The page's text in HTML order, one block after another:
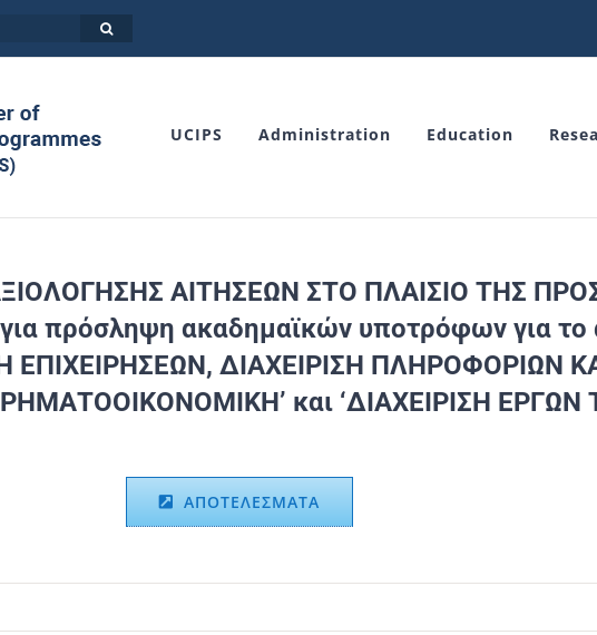
UCIPS Administration Education
ΑΙΤΗΣΕΩΝ ΣΤΟ ΠΛAΙΣΙΟ ΤΗΣ
για πρόσληψη ακαδημαϊκών υποτρόφων για το
ΕΠΙΧΕΙΡΗΣΕΩΝ, ΔΙΑΧΕΙΡΙΣΗ ΠΛΗΡΟΦΟΡΙΩΝ
και ‘ΔΙΑΧΕΙΡΙΣΗ ΕΡΓΩΝ
ΑΠΟΤΕΛΕΣΜΑΤΑ